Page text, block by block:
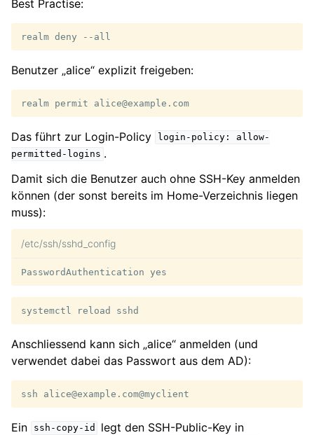
Best Practise:
realm deny
Benutzer „alice“ explizit freigeben:
realm permit
Das führt zur Login-Policy login-policy:
allow-
permitted-logins .
Damit sich die Benutzer auch ohne SSH-Key anmelden
können (der sonst bereits im Home-Verzeichnis liegen
muss):
/etc/ssh/sshd_config
systemctl reload
Anschliessend kann sich „alice“ anmelden (und
verwendet dabei das Passwort aus dem AD):
ssh
Ein ssh-copy-id legt den SSH-Public-Key in